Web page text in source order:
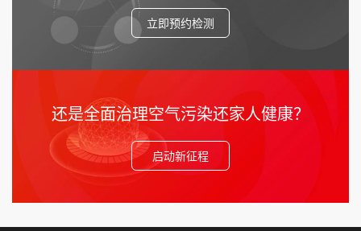
立即预约检测
还是全面治理空气污染还家人健康？
启动新征程